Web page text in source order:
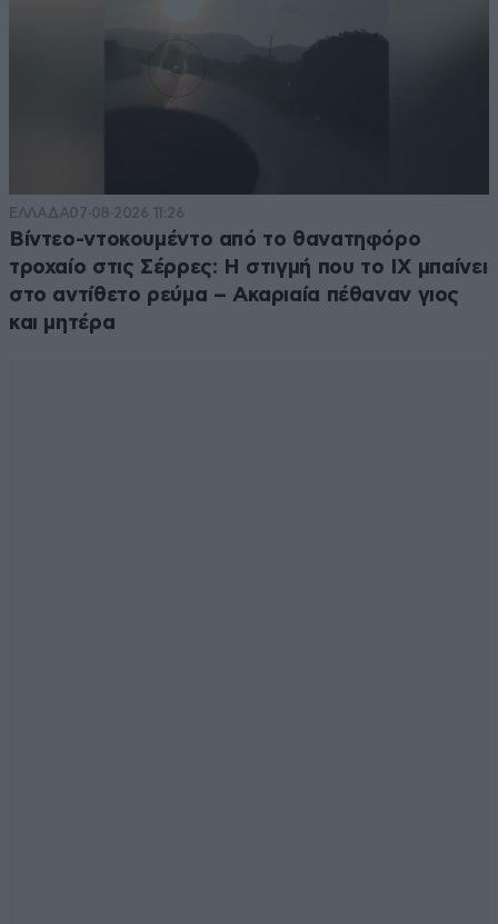
ΕΛΛΑΔΑ07·08·2026 11:26
Βίντεο-ντοκουμέντο από το θανατηφόρο
τροχαίο στις Σέρρες: Η στιγμή που το ΙΧ μπαίνει
στο αντίθετο ρεύμα – Ακαριαία πέθαναν γιος
και μητέρα